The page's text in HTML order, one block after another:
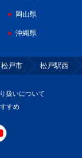
岡山県
沖縄県
松戸市 松戸駅西
扱いについて
すめ